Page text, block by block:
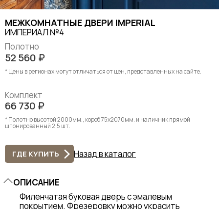
МЕЖКОМНАТНЫЕ ДВЕРИ IMPERIAL
ИМПЕРИАЛ №4
Полотно
52 560 ₽
* Цены в регионах могут отличаться от цен, представленных на сайте.
Комплект
66 730 ₽
* Полотно высотой 2000мм., короб 75х2070мм. и наличник прямой
шпонированный 2,5 шт.
ГДЕ КУПИТЬ Назад в каталог
ОПИСАНИЕ
Филенчатая буковая дверь с эмалевым
покрытием. Фрезеровку можно украсить